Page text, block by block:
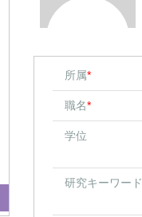
所属*
職名*
学位
研究キーワード